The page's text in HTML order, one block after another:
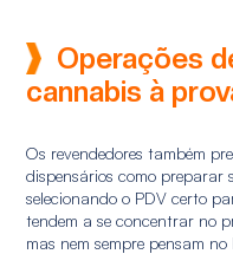
Operações
cannabis à
Os revendedores também
dispensários como preparar
selecionando o PDV certo
tendem a se concentrar no
mas nem sempre pensam